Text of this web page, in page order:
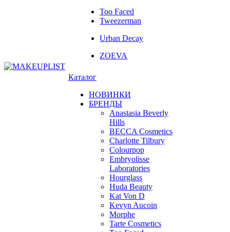
Too Faced
Tweezerman
Urban Decay
ZOEVA
Каталог
НОВИНКИ
БРЕНДЫ
Anastasia Beverly
Hills
BECCA Cosmetics
Charlotte Tilbury
Colourpop
Embryolisse
Laboratories
Hourglass
Huda Beauty
Kat Von D
Kevyn Aucoin
Morphe
Tarte Cosmetics